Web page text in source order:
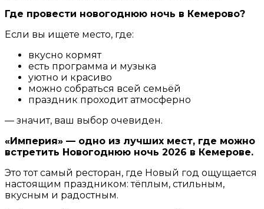
Где провести новогоднюю ночь в Кемерово?
Если вы ищете место, где:
вкусно кормят
есть программа и музыка
уютно и красиво
можно собраться всей семьёй
праздник проходит атмосферно
— значит, ваш выбор очевиден.
«Империя» — одно из лучших мест, где можно
встретить Новогоднюю ночь 2026 в Кемерове.
Это тот самый ресторан, где Новый год ощущается
настоящим праздником: тёплым, стильным,
вкусным и радостным.